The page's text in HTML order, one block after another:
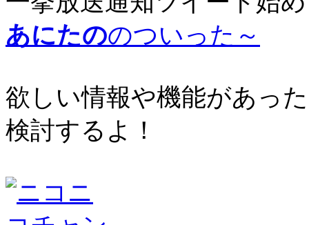
あにたののついった～
欲しい情報や機能があっ
検討するよ！